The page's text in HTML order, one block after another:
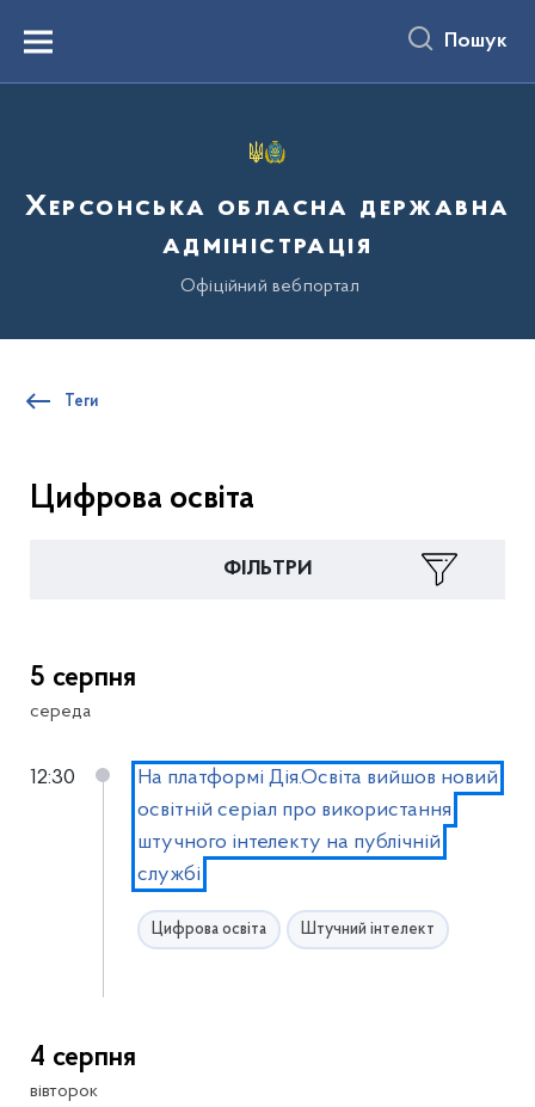
вмістуMenu Пошук
Херсонська обласна державна
адміністрація
Офіційний вебпортал
Теги
Цифрова освіта
ФІЛЬТРИ
5 серпня
середа
12:30
На платформі Дія.Освіта вийшов новий
освітній серіал про використання
штучного інтелекту на публічній
службі
Цифрова освіта Штучний інтелект
4 серпня
вівторок